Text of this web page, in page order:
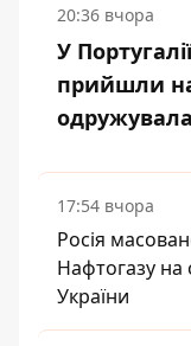
20:36 вчора
У
прийшли
17:54 вчора
Росія
Нафтогазу на
України